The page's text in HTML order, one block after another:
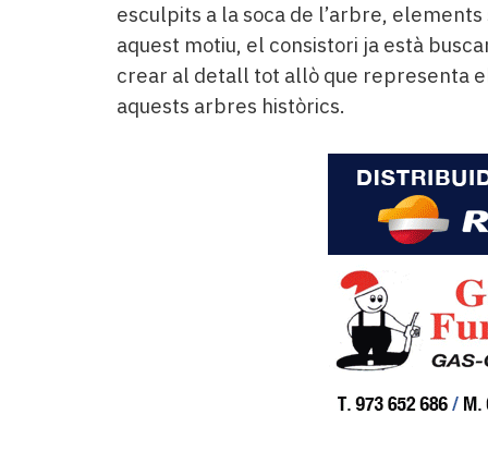
esculpits a la soca de l’arbre,
aquest motiu, el consistori ja està
crear al detall tot allò que representa
aquests arbres històrics.